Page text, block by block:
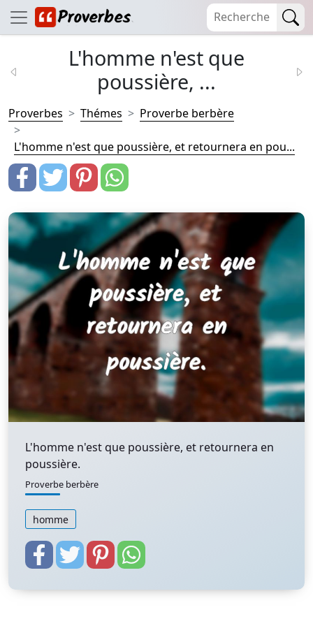
L'homme n'est que
poussière, ...
Proverbes Thémes Proverbe berbère
L'homme n'est que poussière, et retournera en pou...
L'homme n'est que poussière, et retournera en
poussière.
Proverbe berbère
homme